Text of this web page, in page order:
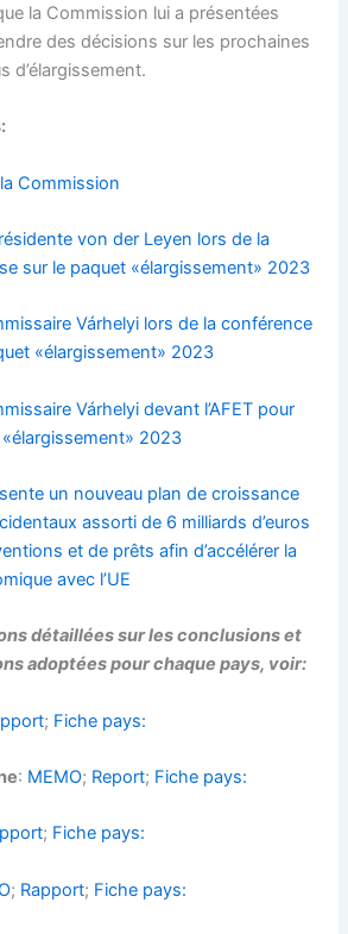
la Commission lui a présentées
des décisions sur les prochaines
d’élargissement.
Commission
von der Leyen lors de la
sur le paquet «élargissement» 2023
Várhelyi lors de la conférence
«élargissement» 2023
Várhelyi devant l’AFET pour
2023
un nouveau plan de croissance
assorti de 6 milliards d’euros
et de prêts afin d’accélérer la
avec l’UE
détaillées sur les conclusions et
adoptées pour chaque pays, voir:
; Fiche pays:
: MEMO; Report; Fiche pays:
; Fiche pays:
; Rapport; Fiche pays: